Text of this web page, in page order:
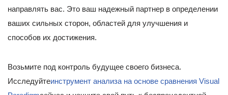
направлять вас. Это ваш надежный партнер в определении
ваших сильных сторон, областей для улучшения и
способов их достижения.
Возьмите под контроль будущее своего бизнеса.
Исследуйтеинструмент анализа на основе сравнения Visual